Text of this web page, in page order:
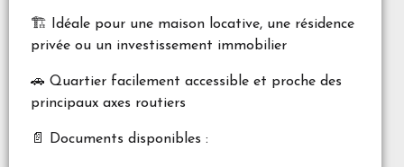
🏗️ Idéale pour une maison locative, une résidence
privée ou un investissement immobilier
🚗 Quartier facilement accessible et proche des
principaux axes routiers
📄 Documents disponibles :